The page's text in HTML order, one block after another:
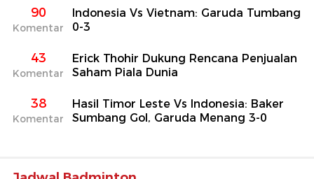
90
Komentar
Indonesia Vs Vietnam: Garuda Tumbang
0-3
43
Komentar
Erick Thohir Dukung Rencana Penjualan
Saham Piala Dunia
38
Komentar
Hasil Timor Leste Vs Indonesia: Baker
Sumbang Gol, Garuda Menang 3-0